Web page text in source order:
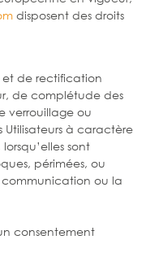
disposent des droits
et de rectification
de complétude des
verrouillage ou
à caractère
sont
périmées, ou
ou la
consentement